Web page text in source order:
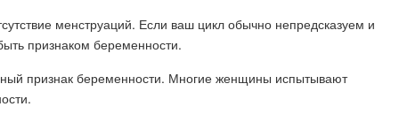
менструаций. Если ваш цикл обычно непредсказуем и
признаком беременности.
признак беременности. Многие женщины испытывают